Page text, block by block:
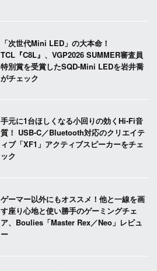
「次世代Mini LED」の大本命！
TCL『C8L』、VGP2026 SUMMER審査員
特別賞を受賞したSQD-Mini LEDを岩井喬
がチェック
手元に1台ほしくなる小回りの効くHi-Fi音
質！ USB-C／Bluetooth対応のクリエイテ
ィブ「XF1」アクティブスピーカーをチェ
ック
ゲーマー以外にもオススメ！他と一線を画
す座り心地と使い勝手のゲーミングチェ
ア、Boulies「Master Rex／Neo」レビュ
ー